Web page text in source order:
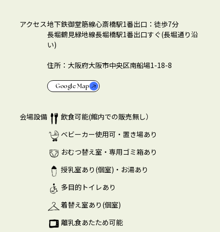
アクセス地下鉄御堂筋線心斎橋駅1番出口：徒歩7分
長堀鶴見緑地線長堀橋駅1番出口すぐ(長堀通り沿
い)
住所：大阪府大阪市中央区南船場1-18-8
Google Map
会場設備
飲食可能(館内での販売無し）
ベビーカー使用可・置き場あり
おむつ替え室・専用ゴミ箱あり
授乳室あり(個室)・お湯あり
多目的トイレあり
着替え室あり(個室)
離乳食あたため可能